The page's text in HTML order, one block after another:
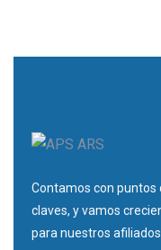
Contamos con puntos
claves, y vamos
para nuestros afiliados.